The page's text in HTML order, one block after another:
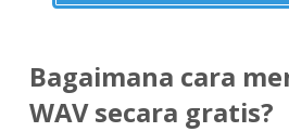
Bagaimana cara
WAV secara gratis?